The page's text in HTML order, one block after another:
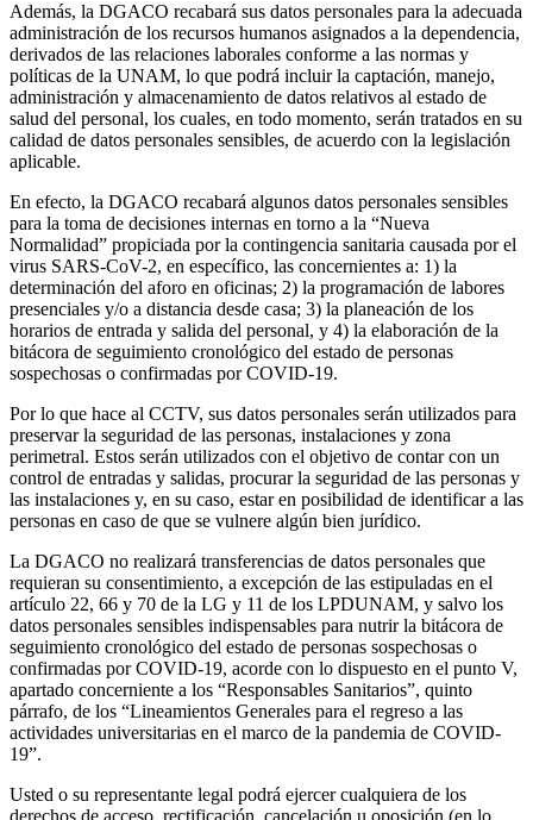
Además, la DGACO recabará sus datos personales para la adecuada
administración de los recursos humanos asignados a la dependencia,
derivados de las relaciones laborales conforme a las normas y
políticas de la UNAM, lo que podrá incluir la captación, manejo,
administración y almacenamiento de datos relativos al estado de
salud del personal, los cuales, en todo momento, serán tratados en su
calidad de datos personales sensibles, de acuerdo con la legislación
aplicable.
En efecto, la DGACO recabará algunos datos personales sensibles
para la toma de decisiones internas en torno a la “Nueva
Normalidad” propiciada por la contingencia sanitaria causada por el
virus SARS-CoV-2, en específico, las concernientes a: 1) la
determinación del aforo en oficinas; 2) la programación de labores
presenciales y/o a distancia desde casa; 3) la planeación de los
horarios de entrada y salida del personal, y 4) la elaboración de la
bitácora de seguimiento cronológico del estado de personas
sospechosas o confirmadas por COVID-19.
Por lo que hace al CCTV, sus datos personales serán utilizados para
preservar la seguridad de las personas, instalaciones y zona
perimetral. Estos serán utilizados con el objetivo de contar con un
control de entradas y salidas, procurar la seguridad de las personas y
las instalaciones y, en su caso, estar en posibilidad de identificar a las
personas en caso de que se vulnere algún bien jurídico.
La DGACO no realizará transferencias de datos personales que
requieran su consentimiento, a excepción de las estipuladas en el
artículo 22, 66 y 70 de la LG y 11 de los LPDUNAM, y salvo los
datos personales sensibles indispensables para nutrir la bitácora de
seguimiento cronológico del estado de personas sospechosas o
confirmadas por COVID-19, acorde con lo dispuesto en el punto V,
apartado concerniente a los “Responsables Sanitarios”, quinto
párrafo, de los “Lineamientos Generales para el regreso a las
actividades universitarias en el marco de la pandemia de COVID-
19”.
Usted o su representante legal podrá ejercer cualquiera de los